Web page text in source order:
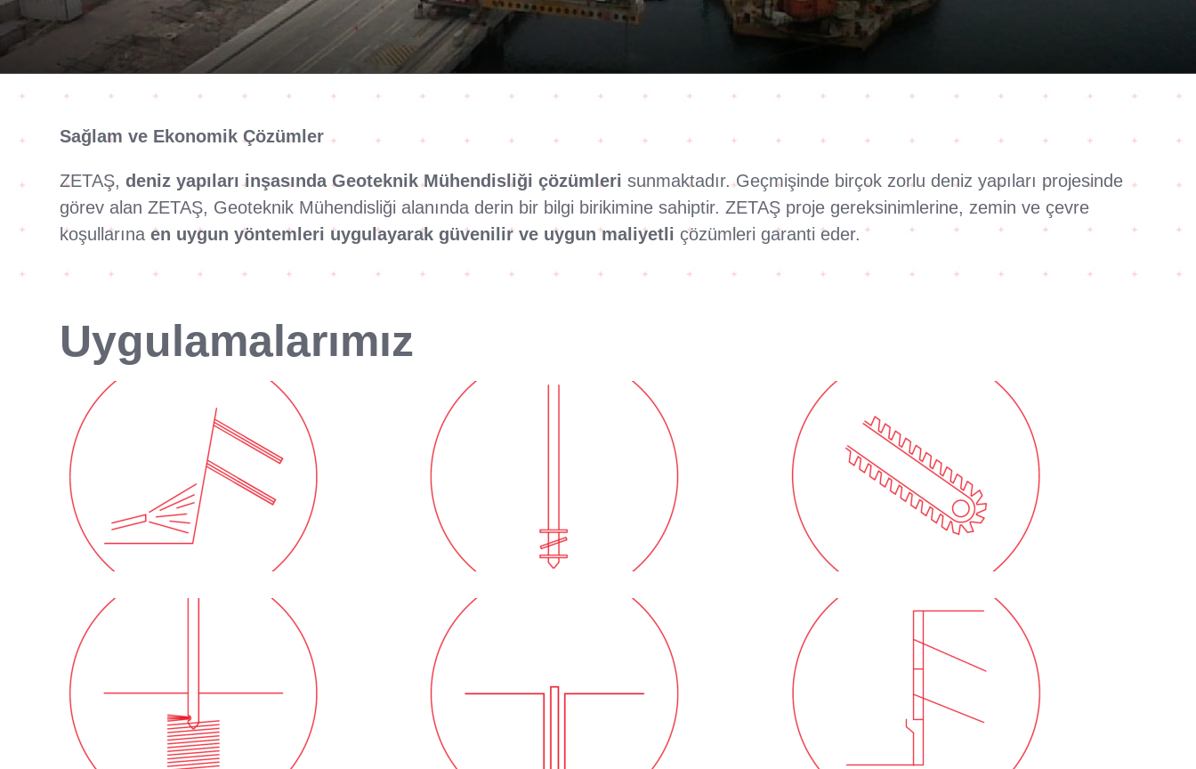
Sağlam ve Ekonomik Çözümler
ZETAŞ,deniz yapıları inşasında Geoteknik Mühendisliği çözümleri sunmaktadır. Geçmişinde birçok zorlu deniz yapıları projesinde
görev alan ZETAŞ, Geoteknik Mühendisliği alanında derin bir bilgi birikimine sahiptir. ZETAŞ proje gereksinimlerine, zemin ve çevre
koşullarınaen uygun yöntemleri uygulayarak güvenilir ve uygun maliyetli çözümleri garanti eder.
Uygulamalarımız
Zemin Çivisi
Trenchmix® ve
Geomix® Duvarlar
Jet Grout Duvarlar Mini Kazıklı Duvarlar
Betonarme Perde
Duvarlar